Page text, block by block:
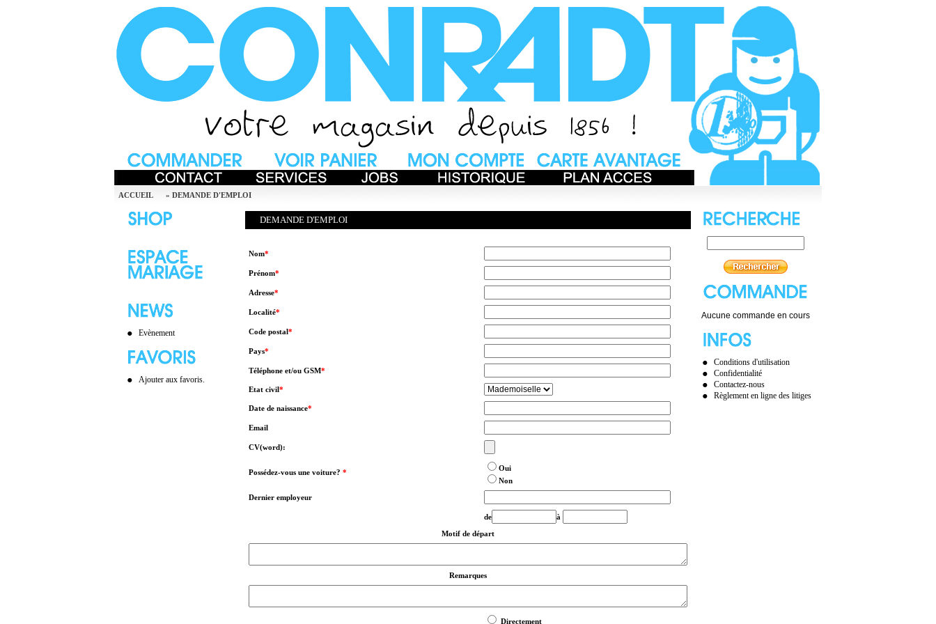
ACCUEIL » DEMANDE D'EMPLOI
Evènement
Ajouter aux favoris.
DEMANDE D'EMPLOI
Nom*
Prénom*
Adresse*
Localité*
Code postal*
Pays*
Téléphone et/ou GSM*
Etat civil*
Date de naissance*
Email
CV(word):
Possédez-vous une voiture? *
Oui
Non
Dernier employeur
de
à
Motif de départ
Remarques
Directement
Aucune commande en cours
Conditions d'utilisation
Confidentialité
Contactez-nous
Règlement en ligne des litiges